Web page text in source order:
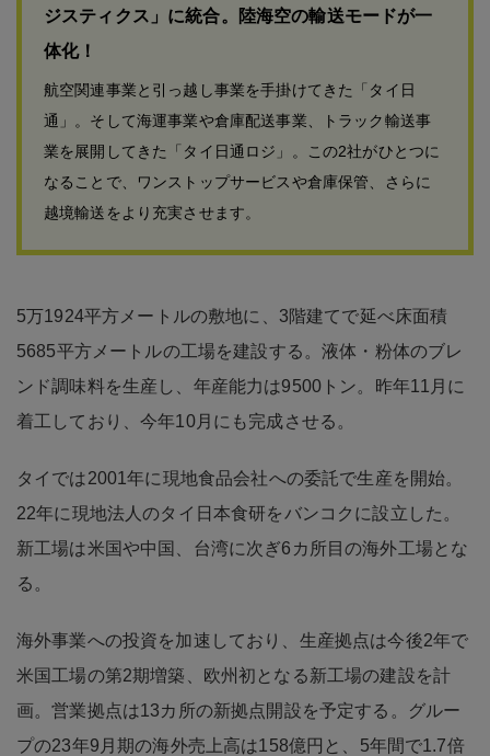
ジスティクス」に統合。陸海空の輸送モードが一
体化！
航空関連事業と引っ越し事業を手掛けてきた「タイ日
通」。そして海運事業や倉庫配送事業、トラック輸送事
業を展開してきた「タイ日通ロジ」。この2社がひとつに
なることで、ワンストップサービスや倉庫保管、さらに
越境輸送をより充実させます。
5万1924平方メートルの敷地に、3階建てで延べ床面積
5685平方メートルの工場を建設する。液体・粉体のブレ
ンド調味料を生産し、年産能力は9500トン。昨年11月に
着工しており、今年10月にも完成させる。
タイでは2001年に現地食品会社への委託で生産を開始。
22年に現地法人のタイ日本食研をバンコクに設立した。
新工場は米国や中国、台湾に次ぎ6カ所目の海外工場とな
る。
海外事業への投資を加速しており、生産拠点は今後2年で
米国工場の第2期増築、欧州初となる新工場の建設を計
画。営業拠点は13カ所の新拠点開設を予定する。グルー
プの23年9月期の海外売上高は158億円と、5年間で1.7倍